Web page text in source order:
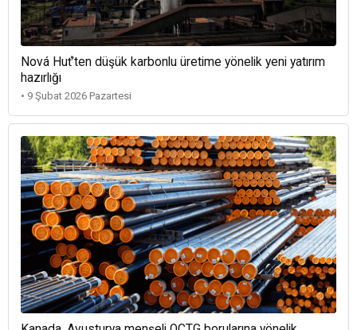
Nová Huť’ten düşük karbonlu üretime yönelik yeni yatırım
hazırlığı
• 9 Şubat 2026 Pazartesi